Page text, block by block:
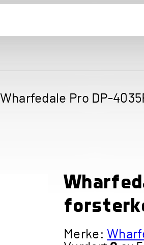
Wharfedale Pro DP-
Merke: